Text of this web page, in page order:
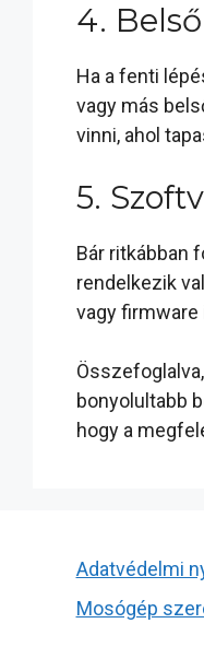
4.
Ha a fenti
vagy más
vinni, ahol
5.
Bár ritkábban
rendelkezik
vagy firmware
bonyolultabb
hogy a
Adatvédelmi
Mosógép